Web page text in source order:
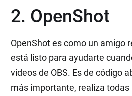
2. OpenShot
OpenShot es como un amigo
está listo para ayudarte
videos de OBS. Es de código
más importante, realiza todas